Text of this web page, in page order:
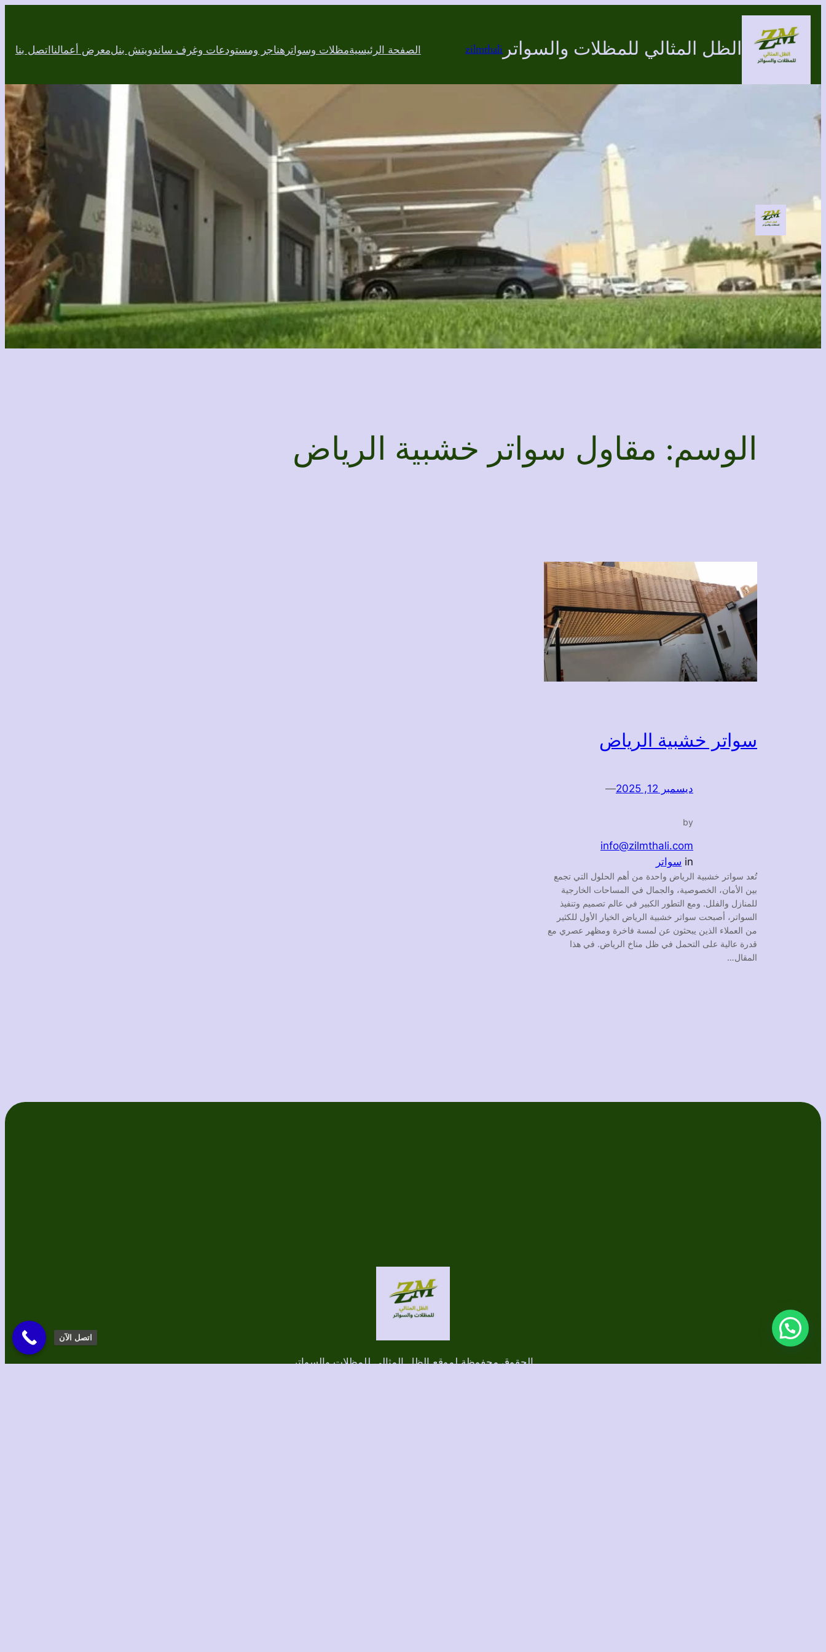
تخطى
المحتوى
الظل المثالي للمظلات والسواترzilmthali الصفحة الرئيسيةمظلات وسواتر هناجر ومستودعات وغرف ساندويتش بنلمعرض أعمالنااتصل بنا
الوسم: مقاول سواتر خشبية الرياض
سواتر خشبية الرياض
ديسمبر 12, 2025 —
by
info@zilmthali.com
in سواتر
تُعد سواتر خشبية الرياض واحدة من أهم الحلول التي تجمع
بين الأمان، الخصوصية، والجمال في المساحات الخارجية
للمنازل والفلل. ومع التطور الكبير في عالم تصميم وتنفيذ
السواتر، أصبحت سواتر خشبية الرياض الخيار الأول للكثير
من العملاء الذين يبحثون عن لمسة فاخرة ومظهر عصري مع
قدرة عالية على التحمل في ظل مناخ الرياض. في هذا
المقال…
الحقوق محفوظة لموقع الظل المثالي للمظلات والسواتر
اتصل الآن